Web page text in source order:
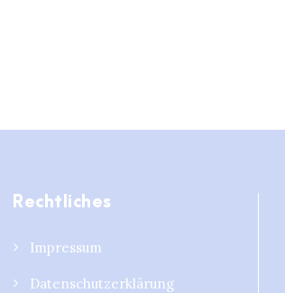
Rechtliches
Impressum
Datenschutzerklärung